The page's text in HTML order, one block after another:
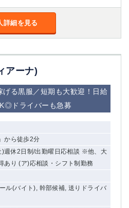
詳細を見る
アーナ)
げる黒服／短期も大歓迎！日給
ドライバーも急募
から徒歩2分
)週休2日制/出勤曜日応相談 ※他、大
あり (ア)応相談・シフト制勤務
ル(バイト), 幹部候補, 送りドライバ
小山
ひたち野うしく